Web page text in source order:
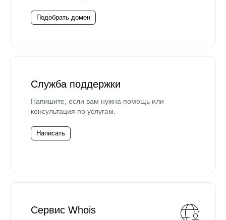
Подобрать домен
Служба поддержки
Напишите, если вам нужна помощь или
консультация по услугам.
Написать
Сервис Whois